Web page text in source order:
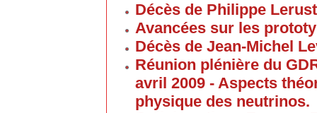
Décès de Philippe
Avancées sur les
Décès de Jean-Michel
Réunion plénière du
avril 2009 - Aspects
physique des neutrinos.